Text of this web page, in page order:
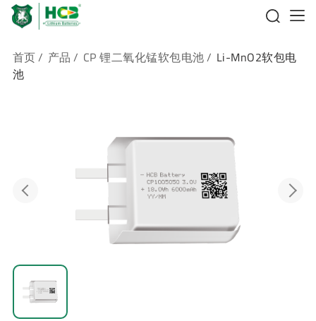
首页/ 产品 / CP 锂二氧化锰软包电池/ Li-MnO2软包电
池